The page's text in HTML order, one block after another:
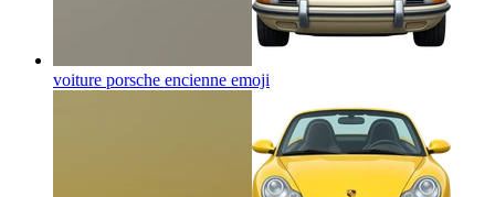
voiture porsche encienne emoji